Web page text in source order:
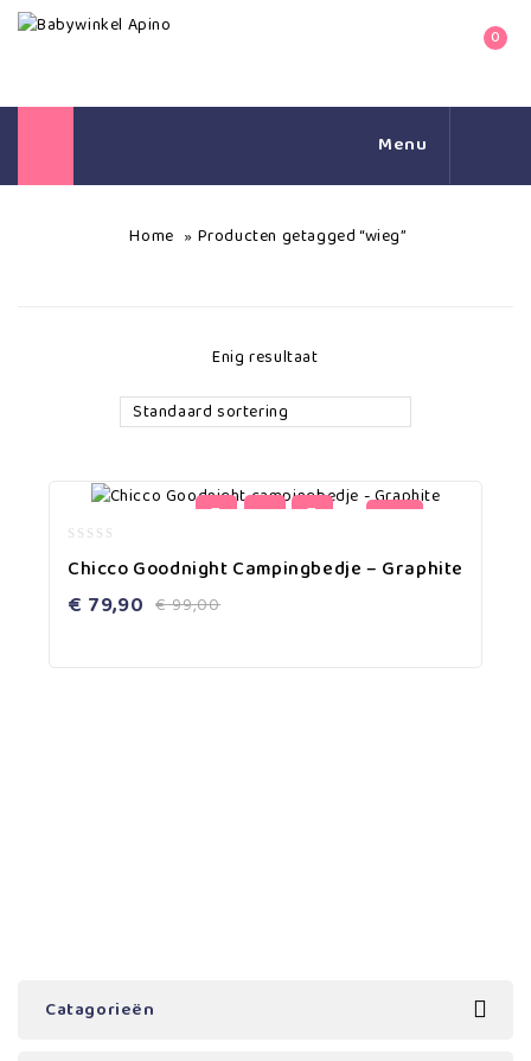
0
Menu
Home » Producten getagged “wieg”
Enig resultaat
Standaard sortering
-19%
out
5
Chicco Goodnight Campingbedje – Graphite
€99,00
€ 79,90
Catagorieën